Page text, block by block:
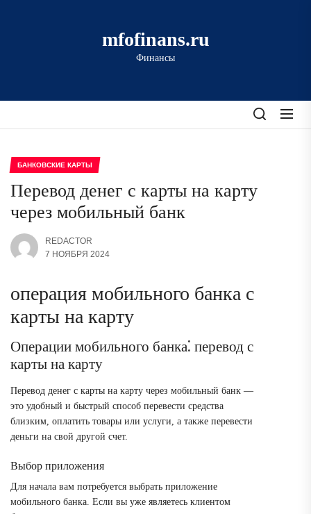
mfofinans.ru
Финансы
БАНКОВСКИЕ КАРТЫ
Перевод денег с карты на карту
через мобильный банк
REDACTOR
7 НОЯБРЯ 2024
операция мобильного банка с
карты на карту
Операции мобильного банка⁚ перевод с
карты на карту
Перевод денег с карты на карту через мобильный банк —
это удобный и быстрый способ перевести средства
близким, оплатить товары или услуги, а также перевести
деньги на свой другой счет.
Выбор приложения
Для начала вам потребуется выбрать приложение
мобильного банка. Если вы уже являетесь клиентом